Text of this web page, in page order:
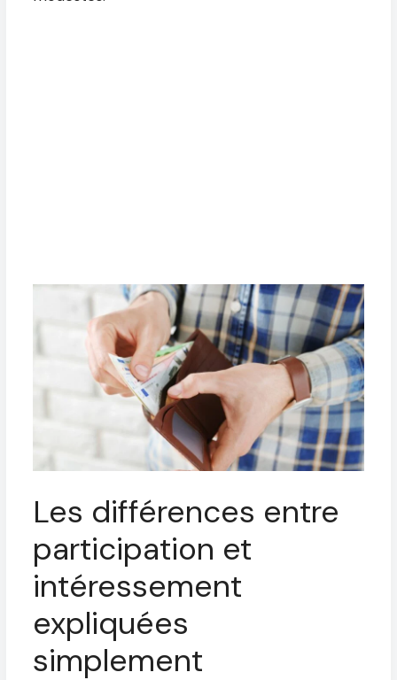
Les différences entre
participation et
intéressement
expliquées
simplement